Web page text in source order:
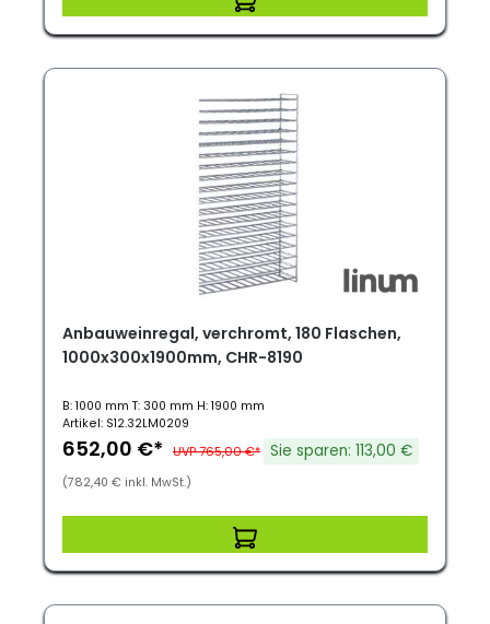
Anbauweinregal, verchromt, 180 Flaschen,
1000x300x1900mm, CHR-8190
B: 1000 mm T: 300 mm H: 1900 mm
Artikel: S12.32LM0209
652,00 €* UVP 765,00 €* Sie sparen: 113,00 €
(782,40 € inkl. MwSt.)